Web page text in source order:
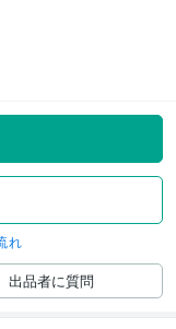
れ
出品者に質問